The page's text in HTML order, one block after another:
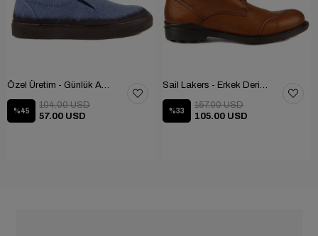
Özel Üretim - Günlük Ayakkabı 101-2630-11473
%45
57.00 USD
104.00 USD
Sail Lakers - Erkek Deri Bot 102-1599-1458
%33
105.00 USD
157.00 USD